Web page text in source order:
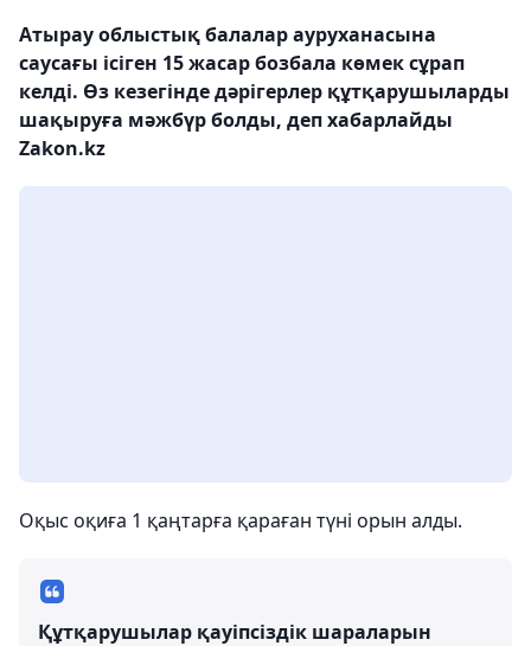
Атырау облыстық балалар ауруханасына
саусағы ісіген 15 жасар бозбала көмек сұрап
келді. Өз кезегінде дәрігерлер құтқарушыларды
шақыруға мәжбүр болды, деп хабарлайды
Zakon.kz
Оқыс оқиға 1 қаңтарға қараған түні орын алды.
Құтқарушылар қауіпсіздік шараларын